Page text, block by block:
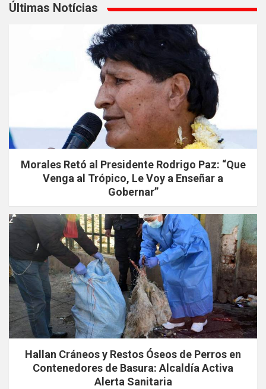
Últimas Notícias
Morales Retó al Presidente Rodrigo Paz: “Que
Venga al Trópico, Le Voy a Enseñar a
Gobernar”
Hallan Cráneos y Restos Óseos de Perros en
Contenedores de Basura: Alcaldía Activa
Alerta Sanitaria